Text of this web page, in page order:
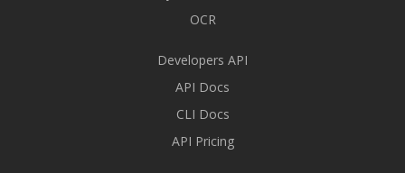
OCR
Developers API
API Docs
CLI Docs
API Pricing